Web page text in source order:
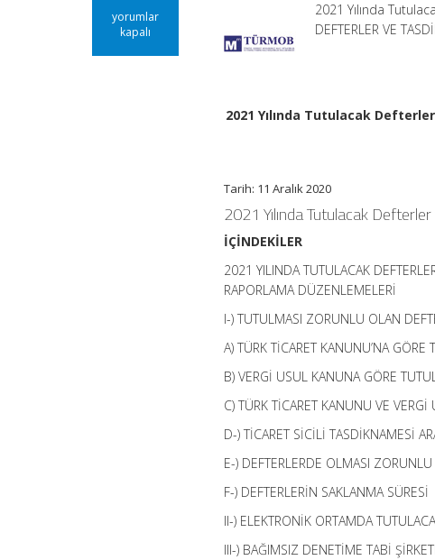
2021
Yılında
yorumlar
kapalı
2021 Yılında
DEFTERLER VE
2021 Yılında Tutulacak
Tarih: 11 Aralık 2020
2021 Yılında Tutulacak
İÇİNDEKİLER
2021 YILINDA TUTULACAK
RAPORLAMA DÜZENLEMELERİ
I-) TUTULMASI ZORUNLU OLAN
A) TÜRK TİCARET KANUNU’NA GÖRE
B) VERGİ USUL KANUNA GÖRE
C) TÜRK TİCARET KANUNU VE
D-) TİCARET SİCİLİ TASDİKNAMESİ
E-) DEFTERLERDE OLMASI
F-) DEFTERLERİN SAKLANMA SÜRESİ
II-) ELEKTRONİK ORTAMDA
III-) BAĞIMSIZ DENETİME TABİ